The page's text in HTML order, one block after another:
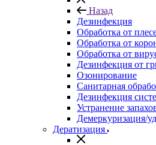
Назад
Дезинфекция
Обработка от
Обработка от
Обработка от
Дезинфекция от
Озонирование
Санитарная
Дезинфекция
Устранение
Демеркуризация/
Дератизация